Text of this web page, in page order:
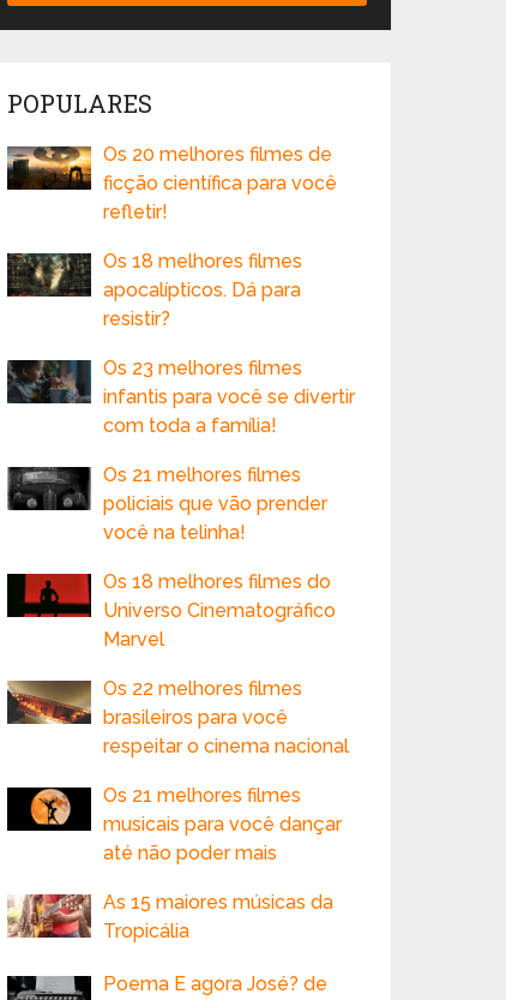
POPULARES
Os 20 melhores filmes de
ficção científica para você
refletir!
Os 18 melhores filmes
apocalípticos. Dá para
resistir?
Os 23 melhores filmes
infantis para você se divertir
com toda a família!
Os 21 melhores filmes
policiais que vão prender
você na telinha!
Os 18 melhores filmes do
Universo Cinematográfico
Marvel
Os 22 melhores filmes
brasileiros para você
respeitar o cinema nacional
Os 21 melhores filmes
musicais para você dançar
até não poder mais
As 15 maiores músicas da
Tropicália
Poema E agora José? de